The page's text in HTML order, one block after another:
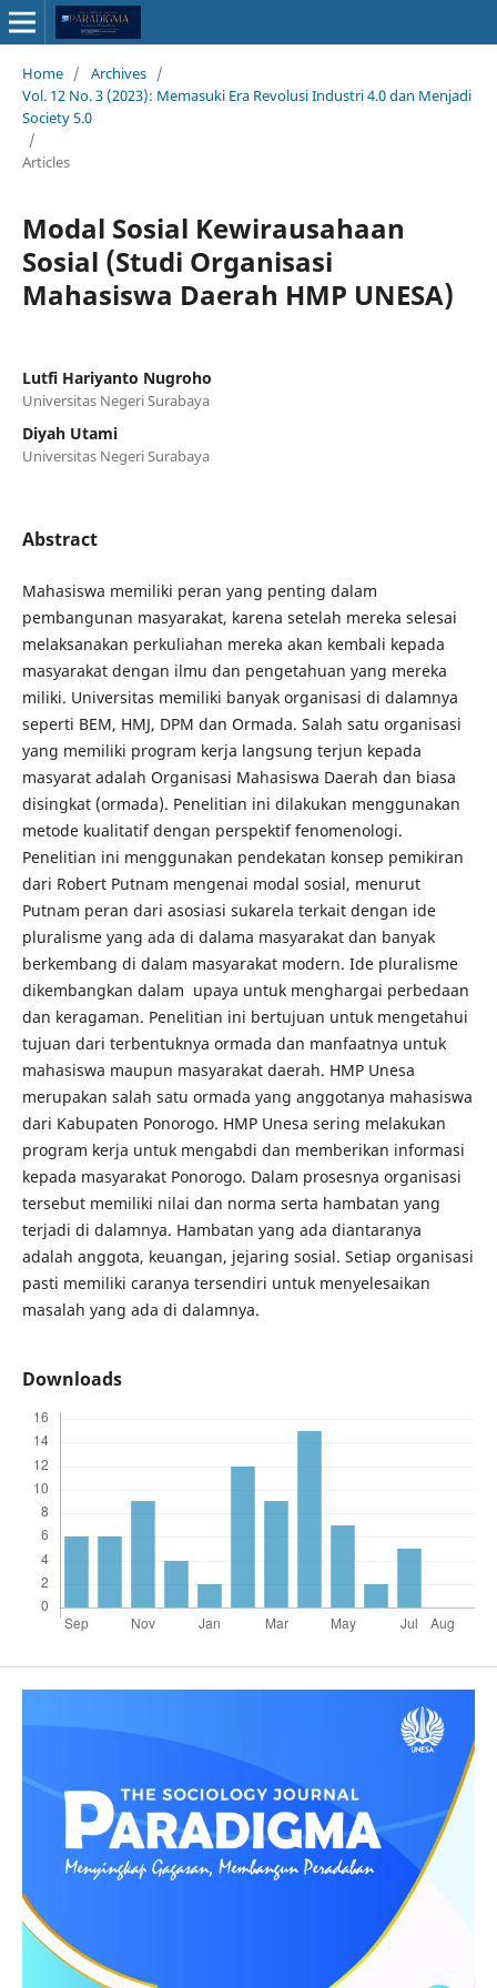
Home / Archives /
Vol. 12 No. 3 (2023): Memasuki Era Revolusi Industri 4.0 dan Menjadi
Society 5.0
/
Articles
Modal Sosial Kewirausahaan
Sosial (Studi Organisasi
Mahasiswa Daerah HMP UNESA)
Lutfi Hariyanto Nugroho
Universitas Negeri Surabaya
Diyah Utami
Universitas Negeri Surabaya
Abstract
Mahasiswa memiliki peran yang penting dalam
pembangunan masyarakat, karena setelah mereka selesai
melaksanakan perkuliahan mereka akan kembali kepada
masyarakat dengan ilmu dan pengetahuan yang mereka
miliki. Universitas memiliki banyak organisasi di dalamnya
seperti BEM, HMJ, DPM dan Ormada. Salah satu organisasi
yang memiliki program kerja langsung terjun kepada
masyarat adalah Organisasi Mahasiswa Daerah dan biasa
disingkat (ormada). Penelitian ini dilakukan menggunakan
metode kualitatif dengan perspektif fenomenologi.
Penelitian ini menggunakan pendekatan konsep pemikiran
dari Robert Putnam mengenai modal sosial, menurut
Putnam peran dari asosiasi sukarela terkait dengan ide
pluralisme yang ada di dalama masyarakat dan banyak
berkembang di dalam masyarakat modern. Ide pluralisme
dikembangkan dalam upaya untuk menghargai perbedaan
dan keragaman. Penelitian ini bertujuan untuk mengetahui
tujuan dari terbentuknya ormada dan manfaatnya untuk
mahasiswa maupun masyarakat daerah. HMP Unesa
merupakan salah satu ormada yang anggotanya mahasiswa
dari Kabupaten Ponorogo. HMP Unesa sering melakukan
program kerja untuk mengabdi dan memberikan informasi
kepada masyarakat Ponorogo. Dalam prosesnya organisasi
tersebut memiliki nilai dan norma serta hambatan yang
terjadi di dalamnya. Hambatan yang ada diantaranya
adalah anggota, keuangan, jejaring sosial. Setiap organisasi
pasti memiliki caranya tersendiri untuk menyelesaikan
masalah yang ada di dalamnya.
Downloads